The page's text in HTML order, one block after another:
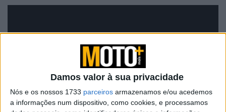
Damos valor à sua privacidade
Nós e os nossos 1733 parceiros armazenamos e/ou acedemos
a informações num dispositivo, como cookies, e processamos